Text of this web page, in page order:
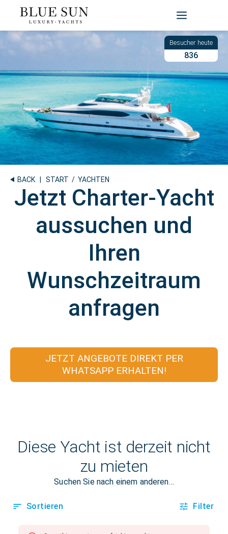
Zum
Inhalt
springen
836
BACK START / YACHTEN
Jetzt Charter-Yacht
aussuchen und
Ihren
Wunschzeitraum
anfragen
JETZT ANGEBOTE DIREKT PER
WHATSAPP ERHALTEN!